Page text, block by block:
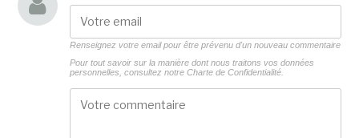
Renseignez votre email pour être prévenu d'un nouveau commentaire
Pour tout savoir sur la manière dont nous traitons vos données
personnelles, consultez notre Charte de Confidentialité.